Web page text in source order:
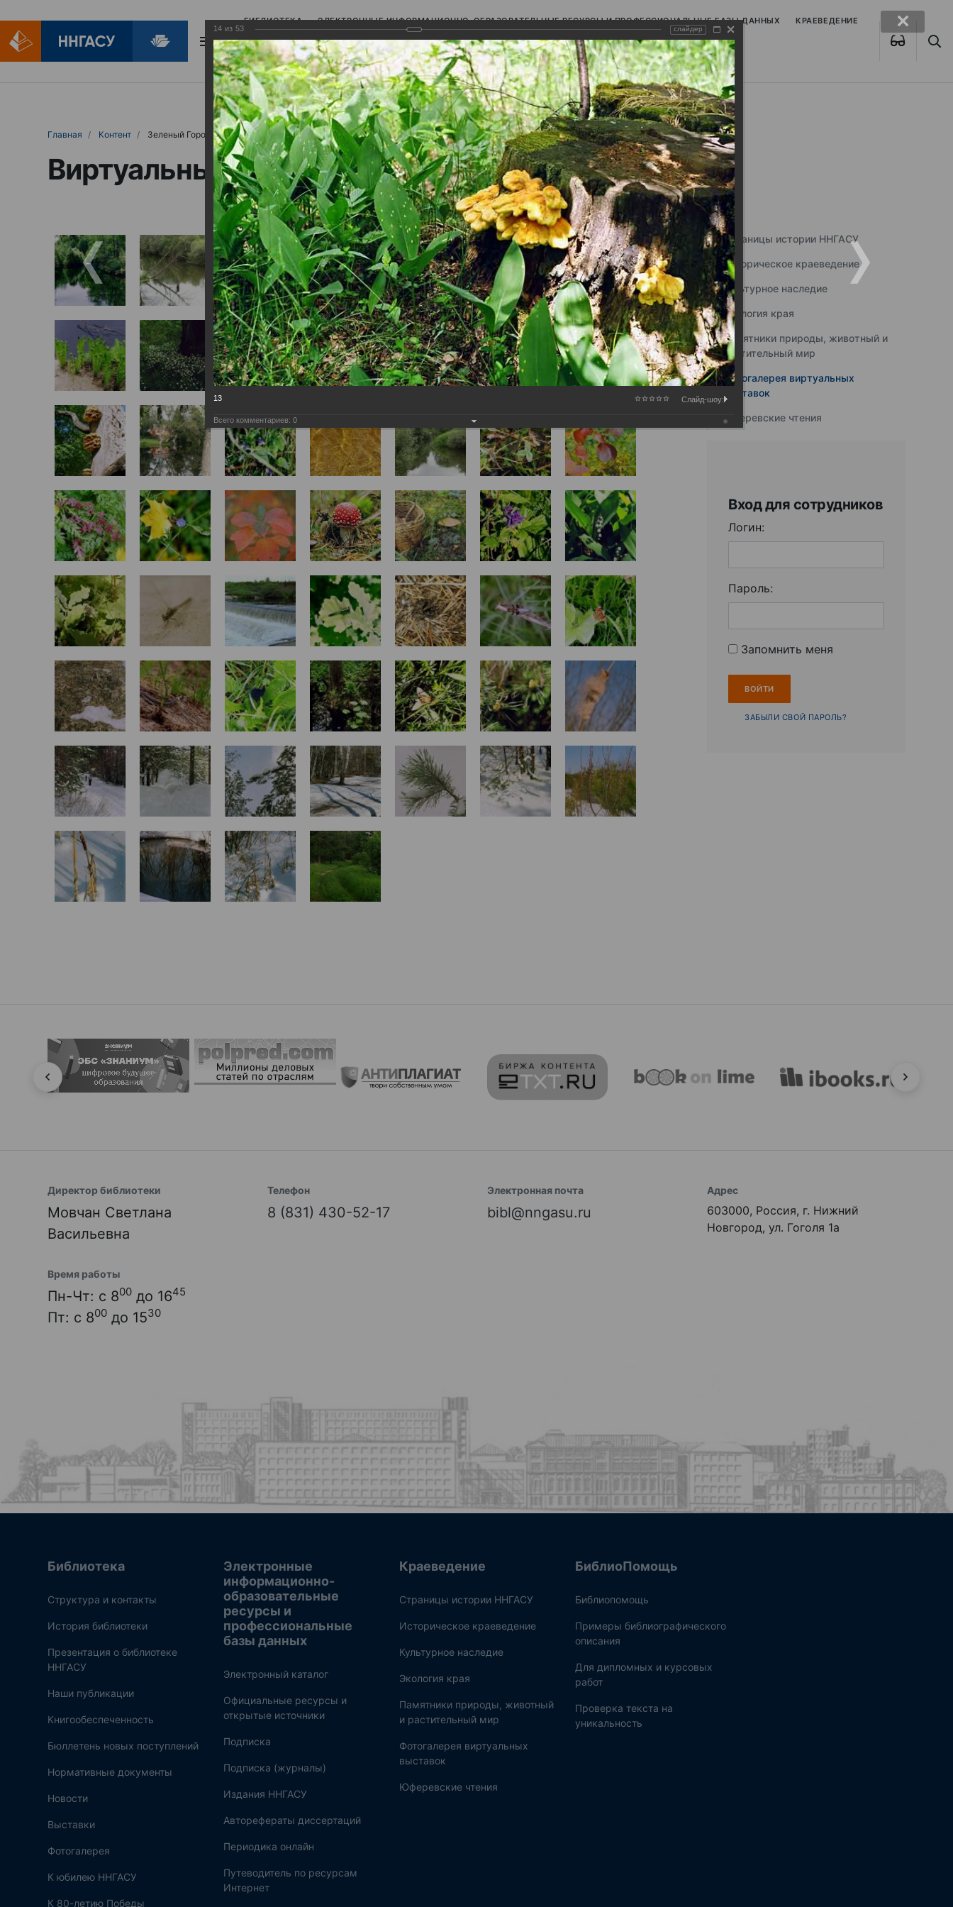
БИБЛИОТЕКА ЭЛЕКТРОННЫЕ ИНФОРМАЦИОННО-ОБРАЗОВАТЕЛЬНЫЕ РЕСУРСЫ И ПРОФЕССИОНАЛЬНЫЕ БАЗЫ ДАННЫХ КРАЕВЕДЕНИЕ
БИБЛИОПОМОЩЬ
Главная Контент Зеленый Город
Виртуальные выставки (фотоальбомы)
Страницы истории ННГАСУ
Историческое краеведение
Культурное наследие
Экология края
Памятники природы, животный и
растительный мир
Фотогалерея виртуальных
выставок
Юферевские чтения
Вход для сотрудников
Логин:
Пароль:
Запомнить меня
ЗАБЫЛИ СВОЙ ПАРОЛЬ?
Директор библиотеки
Мовчан Светлана
Васильевна
Телефон
8 (831) 430-52-17
Электронная почта
bibl@nngasu.ru
Адрес
603000, Россия, г. Нижний
Новгород, ул. Гоголя 1а
Время работы
Пн-Чт: с 800 до 1645
Пт: с 800 до 1530
Библиотека
Структура и контакты
История библиотеки
Презентация о библиотеке
ННГАСУ
Наши публикации
Книгообеспеченность
Бюллетень новых поступлений
Нормативные документы
Новости
Выставки
Фотогалерея
К юбилею ННГАСУ
К 80-летию Победы
Электронные
информационно-
образовательные
ресурсы и
профессиональные
базы данных
Электронный каталог
Официальные ресурсы и
открытые источники
Подписка
Подписка (журналы)
Издания ННГАСУ
Авторефераты диссертаций
Периодика онлайн
Путеводитель по ресурсам
Интернет
Краеведение
Страницы истории ННГАСУ
Историческое краеведение
Культурное наследие
Экология края
Памятники природы, животный
и растительный мир
Фотогалерея виртуальных
выставок
Юферевские чтения
БиблиоПомощь
Библиопомощь
Примеры библиографического
описания
Для дипломных и курсовых
работ
Проверка текста на
уникальность
14 из 53 слайдер
13 Слайд-шоу:
Всего комментариев: 0